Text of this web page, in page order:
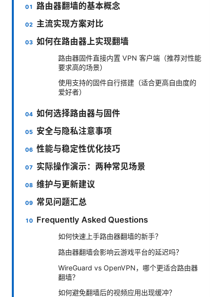
路由器翻墙的基本概念
主流实现方案对比
如何在路由器上实现翻墙
路由器固件直接内置 VPN 客户端（推荐对性能
要求高的场景）
使用支持的固件自行搭建（适合更高自由度的
爱好者）
如何选择路由器与固件
安全与隐私注意事项
性能与稳定性优化技巧
实际操作演示：两种常见场景
维护与更新建议
常见问题汇总
Frequently Asked Questions
如何快速上手路由器翻墙的新手？
路由器翻墙会影响云游戏平台的延迟吗？
WireGuard vs OpenVPN，哪个更适合路由器
翻墙？
如何避免翻墙后的视频应用出现缓冲？